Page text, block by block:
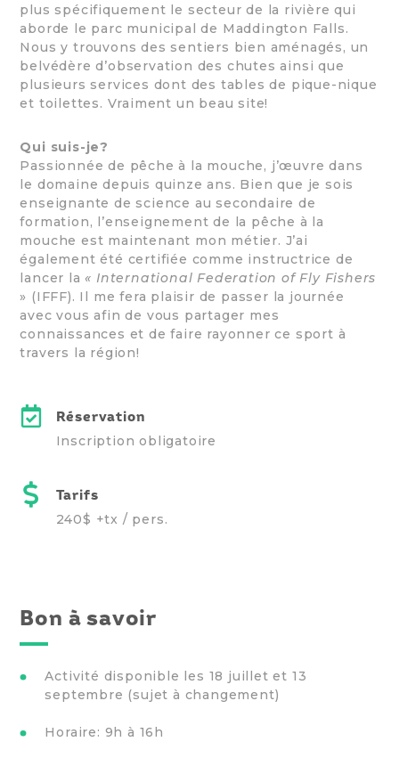
plus spécifiquement le secteur de la rivière qui
aborde le parc municipal de Maddington Falls.
Nous y trouvons des sentiers bien aménagés, un
belvédère d’observation des chutes ainsi que
plusieurs services dont des tables de pique-nique
et toilettes. Vraiment un beau site!
Qui suis-je?
Passionnée de pêche à la mouche, j’œuvre dans
le domaine depuis quinze ans. Bien que je sois
enseignante de science au secondaire de
formation, l’enseignement de la pêche à la
mouche est maintenant mon métier. J’ai
également été certifiée comme instructrice de
lancer la « International Federation of Fly Fishers
» (IFFF). Il me fera plaisir de passer la journée
avec vous afin de vous partager mes
connaissances et de faire rayonner ce sport à
travers la région!
Réservation
Inscription obligatoire
Tarifs
240$ +tx / pers.
Bon à savoir
Activité disponible les 18 juillet et 13
septembre (sujet à changement)
Horaire: 9h à 16h